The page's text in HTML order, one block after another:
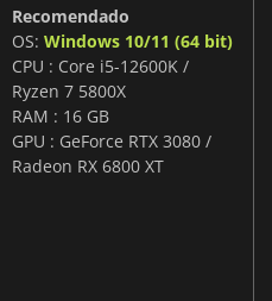
Recomendado
OS: Windows 10/11 (64 bit)
CPU : Core i5-12600K /
Ryzen 7 5800X
RAM : 16 GB
GPU : GeForce RTX 3080 /
Radeon RX 6800 XT